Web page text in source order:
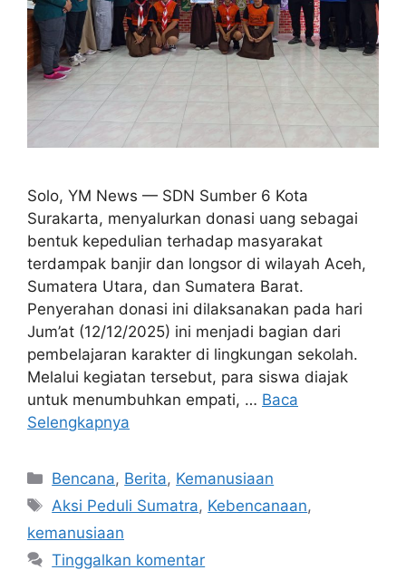
Solo, YM News — SDN Sumber 6 Kota
Surakarta, menyalurkan donasi uang sebagai
bentuk kepedulian terhadap masyarakat
terdampak banjir dan longsor di wilayah Aceh,
Sumatera Utara, dan Sumatera Barat.
Penyerahan donasi ini dilaksanakan pada hari
Jum’at (12/12/2025) ini menjadi bagian dari
pembelajaran karakter di lingkungan sekolah.
Melalui kegiatan tersebut, para siswa diajak
untuk menumbuhkan empati, … Baca
Selengkapnya
Bencana, Berita, Kemanusiaan
Aksi Peduli Sumatra, Kebencanaan,
kemanusiaan
Tinggalkan komentar